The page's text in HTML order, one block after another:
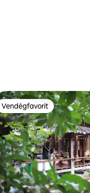
5/5, 6 vélemény
5/5, 6 vélemény
Vendégfavorit
Vendégfavorit